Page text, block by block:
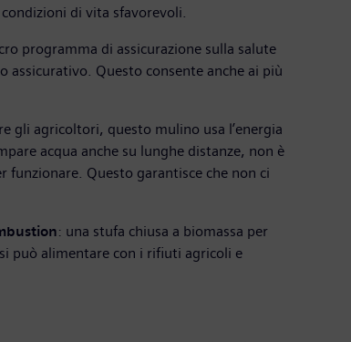
di vita sfavorevoli.
programma di assicurazione sulla salute
Questo consente anche ai più
gli agricoltori, questo mulino usa l’energia
acqua anche su lunghe distanze, non è
Questo garantisce che non ci
: una stufa chiusa a biomassa per
può alimentare con i rifiuti agricoli e